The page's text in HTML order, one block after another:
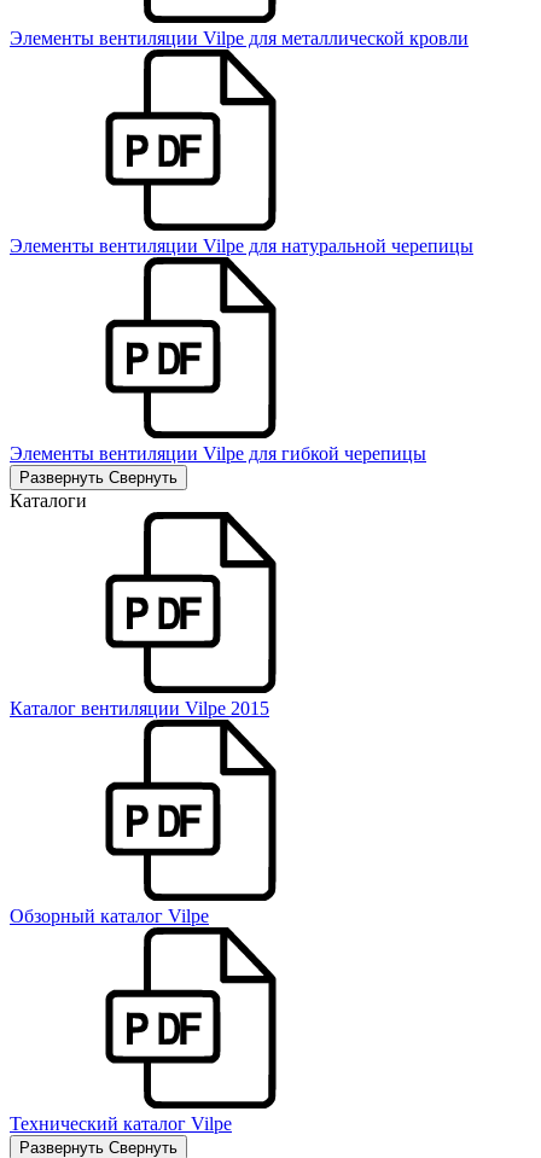
Элементы вентиляции Vilpe для металлической кровли
Элементы вентиляции Vilpe для натуральной черепицы
Элементы вентиляции Vilpe для гибкой черепицы
Развернуть Свернуть
Каталоги
Каталог вентиляции Vilpe 2015
Обзорный каталог Vilpe
Технический каталог Vilpe
Развернуть Свернуть